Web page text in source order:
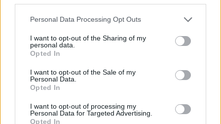
Personal Data Processing Opt Outs
I want to opt-out of the Sharing of my
personal data.
Opted In
I want to opt-out of the Sale of my
Personal Data.
Opted In
I want to opt-out of processing my
Personal Data for Targeted Advertising.
Opted In
Τι προβάλλουν τα Cinema σε επτά πόλεις της
06/08/2026 15:12